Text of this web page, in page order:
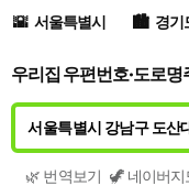
서울특별시 경기
우리집 우편번호·도로명
🌿 번역보기 🦖 네이버지